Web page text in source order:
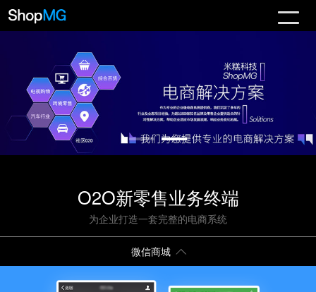
O2O新零售业务终端
为企业打造一套完整的电商系统
微信商城